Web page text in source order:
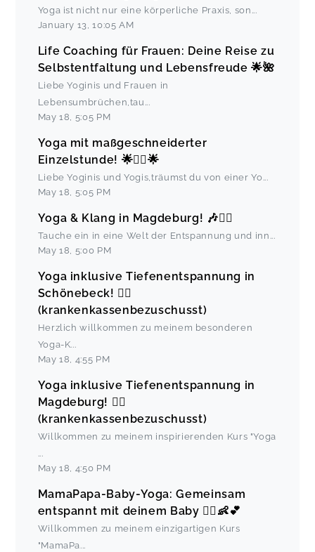
Yoga ist nicht nur eine körperliche Praxis, son ...
January 13 ,10:05 AM
Life Coaching für Frauen: Deine Reise zu
Selbstentfaltung und Lebensfreude 🌟🌺
Liebe Yoginis und Frauen in
Lebensumbrüchen,tau ...
May 18 5:05 PM
Yoga mit maßgeschneiderter
Einzelstunde! 🌟🧘‍♀️🌟
Liebe Yoginis und Yogis,träumst du von einer Yo...
May 18 5:05 PM
Yoga & Klang in Magdeburg! 🎶🧘‍♀️
Tauche ein in eine Welt der Entspannung und inn ...
May 18 5:00 PM
Yoga inklusive Tiefenentspannung in
Schönebeck! 🧘‍♀️
(krankenkassenbezuschusst)
Herzlich willkommen zu meinem besonderen
Yoga-K...
May 18 4:55 PM
Yoga inklusive Tiefenentspannung in
Magdeburg! 🧘‍♂️
(krankenkassenbezuschusst)
Willkommen zu meinem inspirierenden Kurs "Yoga
...
May 18 4:50 PM
MamaPapa-Baby-Yoga: Gemeinsam
entspannt mit deinem Baby 🧘‍♀️👶💕
Willkommen zu meinem einzigartigen Kurs
"MamaPa ...